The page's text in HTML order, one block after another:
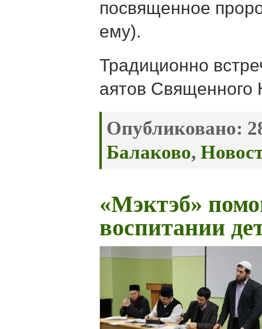
посвященное
ему).
Традиционно
аятов Священного
Опубликовано:
Балаково,
«Мэктэб»
воспитании